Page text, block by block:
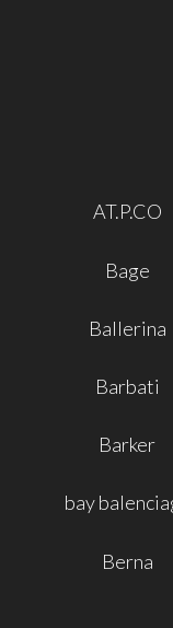
AT.P.CO
Bage
Ballerina
Barbati
Barker
bay
Berna